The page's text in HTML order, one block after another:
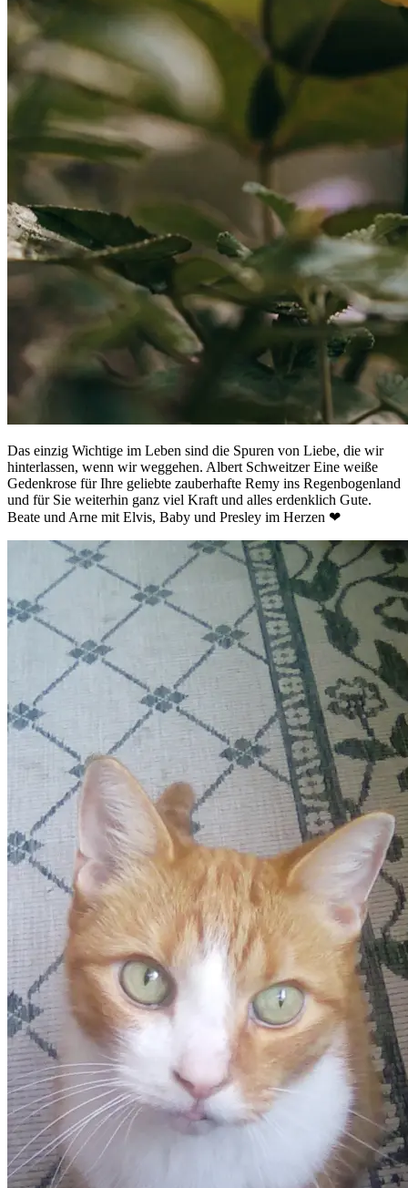
Das einzig Wichtige im Leben sind die Spuren von Liebe, die wir
hinterlassen, wenn wir weggehen. Albert Schweitzer Eine weiße
Gedenkrose für Ihre geliebte zauberhafte Remy ins Regenbogenland
und für Sie weiterhin ganz viel Kraft und alles erdenklich Gute.
Beate und Arne mit Elvis, Baby und Presley im Herzen ❤